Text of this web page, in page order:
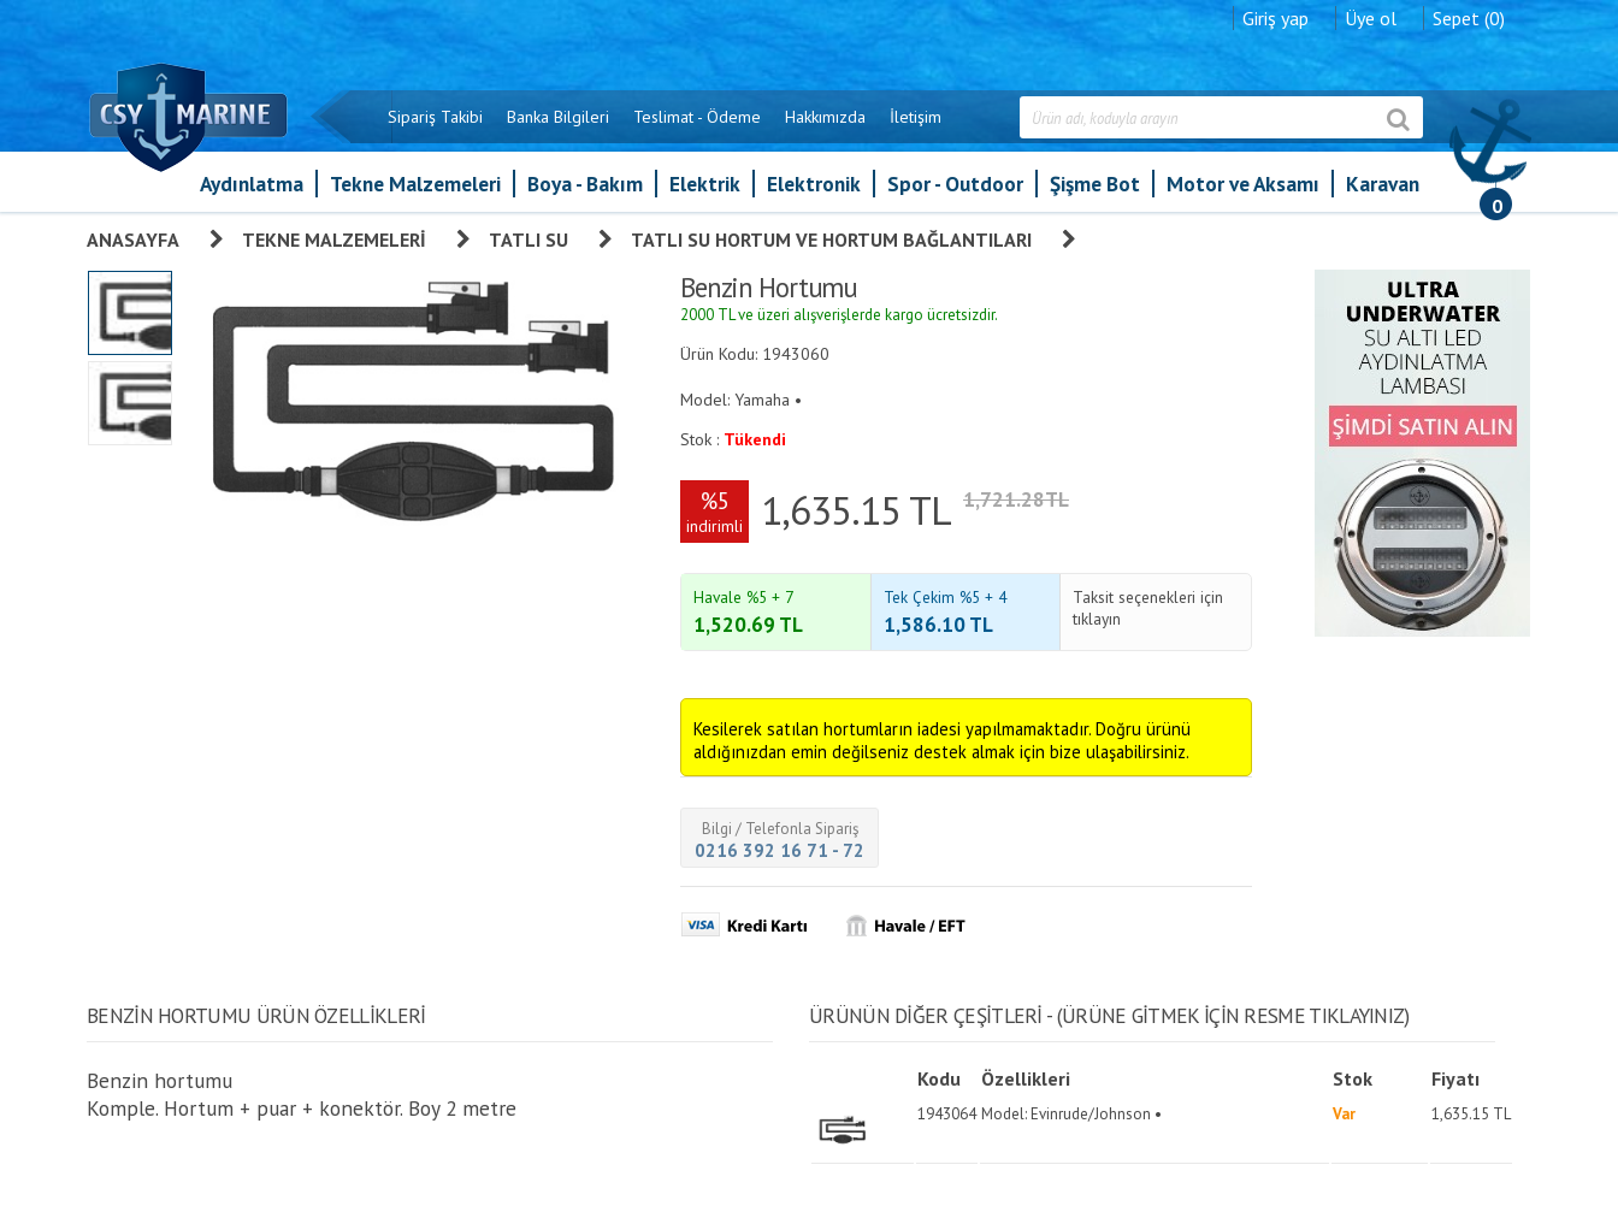
Giriş yap Üye ol Sepet (0)
Sipariş Takibi Banka Bilgileri Teslimat - Ödeme Hakkımızda İletişim
0
Aydınlatma Tekne Malzemeleri Boya - Bakım Elektrik Elektronik Spor - Outdoor Şişme Bot Motor ve Aksamı Karavan
ANASAYFA TEKNE MALZEMELERI TATLI SU TATLI SU HORTUM VE HORTUM BAĞLANTILARI
Benzin Hortumu
2000 TL ve üzeri alışverişlerde kargo ücretsizdir.
Ürün Kodu: 1943060
Model: Yamaha •
Stok : Tükendi
%5
indirimli 1,635.15 TL 1,721.28TL
Havale %5 + 7
1,520.69 TL
Tek Çekim %5 + 4
1,586.10TL
Taksit seçenekleri için
tıklayın
Kesilerek satılan hortumların iadesi yapılmamaktadır. Doğru ürünü
aldığınızdan emin değilseniz destek almak için bize ulaşabilirsiniz.
Bilgi / Telefonla Sipariş
0216 392 16 71 - 72
BENZIN HORTUMU ÜRÜN ÖZELLİKLERİ
Benzin hortumu
Komple. Hortum + puar + konektör. Boy 2 metre
ÜRÜNÜN DİĞER ÇEŞİTLERİ - (ÜRÜNE GITMEK IÇIN RESME TIKLAYINIZ)
Kodu Özellikleri Stok Fiyatı
1943064 Model: Evinrude/Johnson • Var 1,635.15 TL